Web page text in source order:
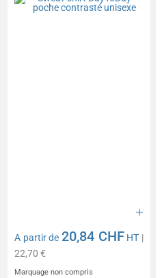
A partir de20,84 CHF HT |
22,70 €
Marquage non compris